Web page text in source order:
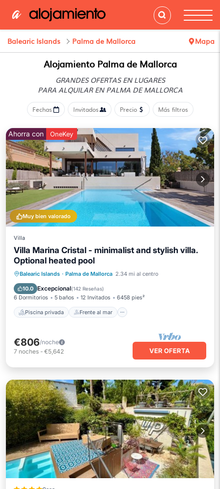
Balearic Islands Palma de Mallorca Mapa
Alojamiento Palma de Mallorca
GRANDES OFERTAS EN LUGARES
PARA ALQUILAR EN PALMA DE MALLORCA
Fechas Invitados Precio Más filtros
Muy bien valorado
Ahorra con OneKey
Villa
Villa Marina Cristal - minimalist and stylish villa.
Optional heated pool
Balearic Islands · Palma de Mallorca 2.34 mi al centro
10.0 Excepcional(142 Reseñas)
6 Dormitorios 5 baños 12 Invitados 6458 pies²
Piscina privada Frente al mar
Piscina privada
Frente al mar
Bañera de hidromasaje
€806/noche
7 noches - €5,642 VER OFERTA